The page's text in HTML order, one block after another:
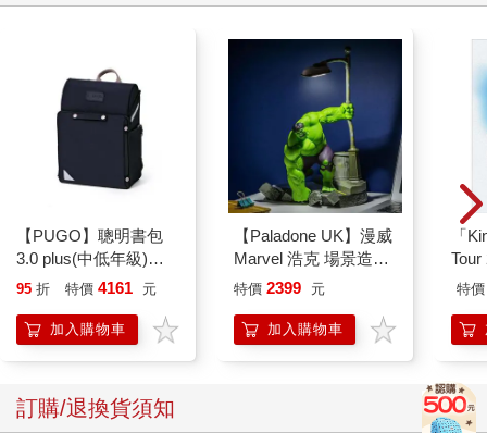
「在你工作時，你太太一直在這裡守護你啊。」窪山放鬆地坐在
榻榻米上，抬頭看著站在廚房的流。
「只是我做夢也沒想到，你竟然會開一家食堂。」
「我正想問你這件事，你怎麼會來這裡？」流在客廳坐了下來。
「因為我任職的保全公司的老闆是個老饕，他是《料理春秋》的
忠實讀者，董事室裡有每一期的雜誌，我看到雜誌上的廣告，馬
上就想到了。」
「『蝮蛇窪山』果然厲害，廣告上完全沒有任何聯絡方式，你憑
那一行廣告，就發現是我的店，然後找到了這裡。」流搖著頭，
語帶欽佩地說。
寫得清楚一點？應該只有我能夠根據那個廣告找到這裡吧。」
「就是這樣才好啊，如果客人太多，我也很傷腦筋。」
「你還是這麼古怪。」
探頭看著窪山的臉問。
「嗯，被你猜中了。」窪山的嘴角露出了笑容。
【PUGO】聰明書包
3.0 plus(中低年級)酷
黑 全新進化玩美上市
95 折 特價 4161 元
加入購物車
【Paladone UK】漫威
Marvel 浩克 場景造型
燈
特價 2399 元
加入購物車
「
Tour
特價
訂購/退換貨須知